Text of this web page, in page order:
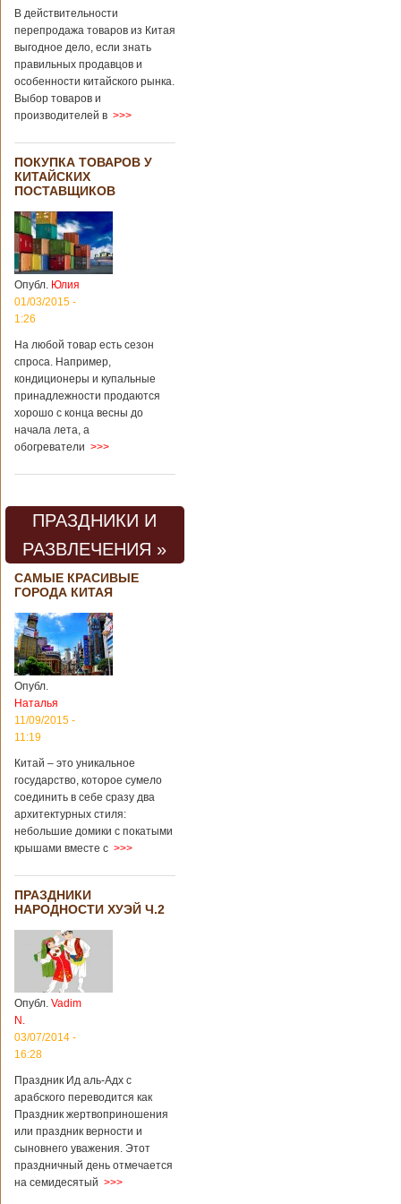
В действительности
перепродажа товаров из Китая
выгодное дело, если знать
правильных продавцов и
особенности китайского рынка.
Выбор товаров и
производителей в >>>
ПОКУПКА ТОВАРОВ У
КИТАЙСКИХ
ПОСТАВЩИКОВ
Опубл. Юлия
01/03/2015 -
1:26
На любой товар есть сезон
спроса. Например,
кондиционеры и купальные
принадлежности продаются
хорошо с конца весны до
начала лета, а
обогреватели >>>
ПРАЗДНИКИ И
РАЗВЛЕЧЕНИЯ »
САМЫЕ КРАСИВЫЕ
ГОРОДА КИТАЯ
Опубл.
Наталья
11/09/2015 -
11:19
Китай – это уникальное
государство, которое сумело
соединить в себе сразу два
архитектурных стиля:
небольшие домики с покатыми
крышами вместе с >>>
ПРАЗДНИКИ
НАРОДНОСТИ ХУЭЙ Ч.2
Опубл. Vadim
N.
03/07/2014 -
16:28
Праздник Ид аль-Адх с
арабского переводится как
Праздник жертвоприношения
или праздник верности и
сыновнего уважения. Этот
праздничный день отмечается
на семидесятый >>>